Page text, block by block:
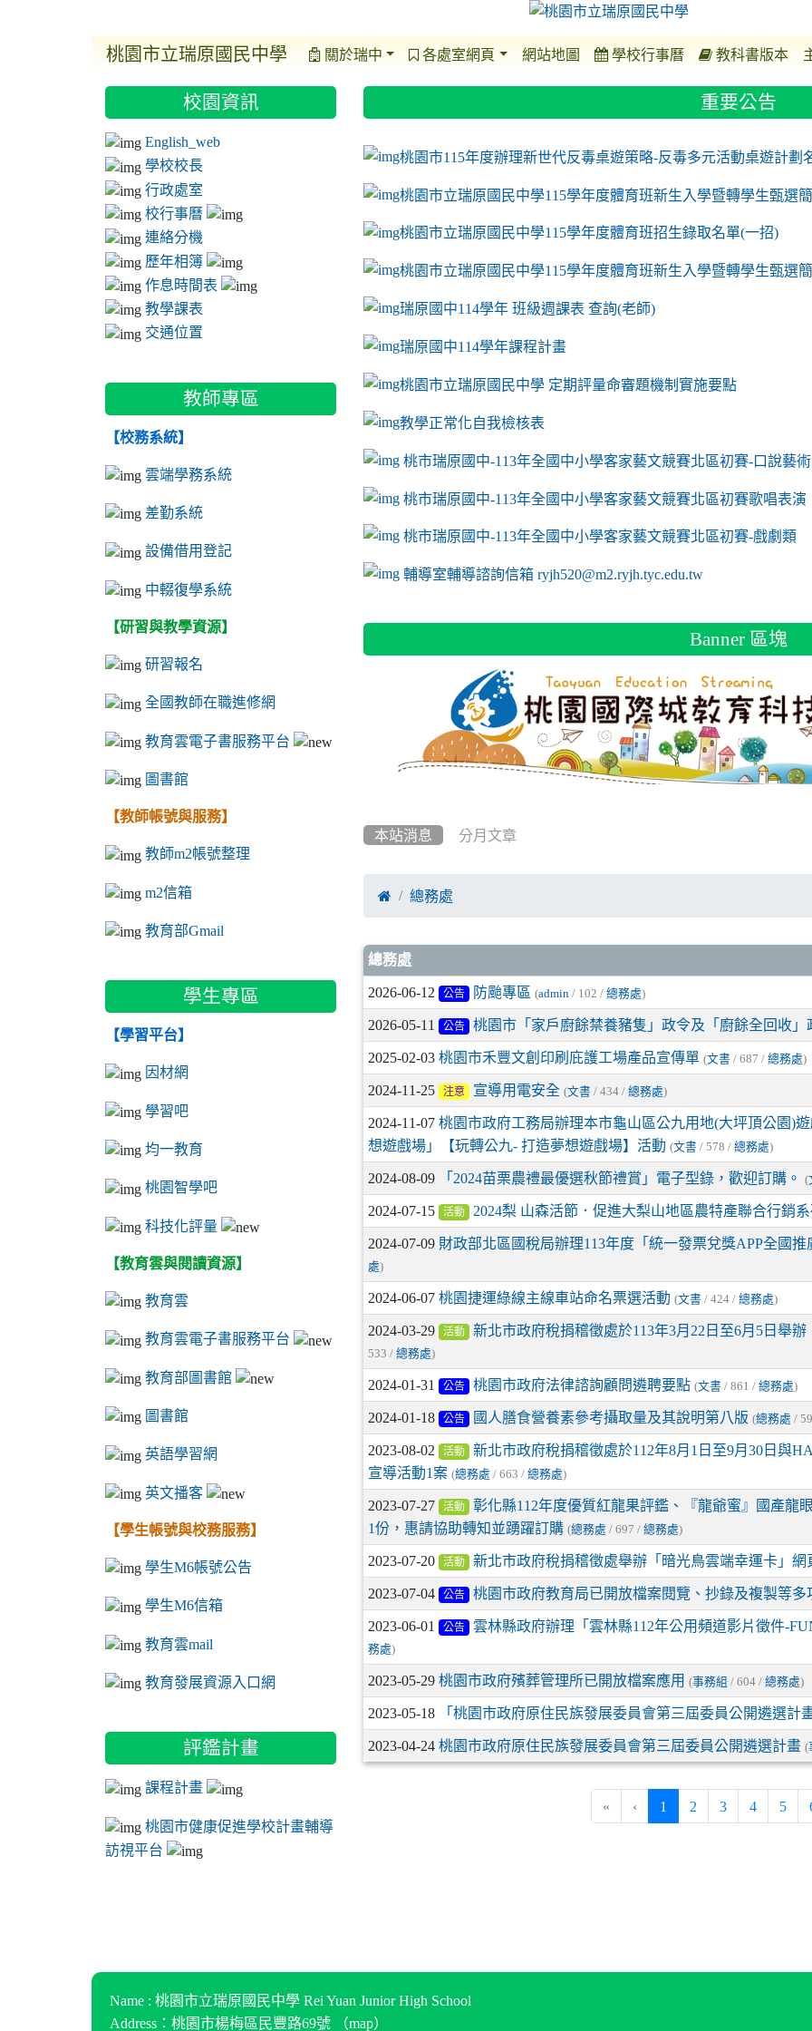
桃園市立瑞原國民中學 ::: 關於瑞中 各處室網頁 網站地圖 學校行事曆 教科書版本
重要公告
link to https://sites.google.com/a/m2.ryjh.tyc.edu.tw/ryjh011/
桃園市115年度辦理新世代反毒桌遊策略-反毒多元活動桌遊計劃
桃園市立瑞原國民中學115學年度體育班新生入學暨轉學生甄選
桃園市立瑞原國民中學115學年度體育班招生錄取名單(一招)
桃園市立瑞原國民中學115學年度體育班新生入學暨轉學生甄選
瑞原國中114學年 班級週課表 查詢(老師)
瑞原國中114學年課程計畫
link to https://sites.google.com/a/m2.ryjh.tyc.edu.tw/ryjh011/
桃園市立瑞原國民中學 定期評量命審題機制實施要點
link to https://sites.google.com/a/m2.ryjh.tyc.edu.tw/ryjh011/
教學正常化自我檢核表
link to mailto:ryjh520@m2.ryjh.tyc.edu.tw
link to mailto:ryjh520@m2.ryjh.tyc.edu.tw
ink to mailto:ryjh520@m2.ryjh.tyc.edu.tw
link to mailto:ryjh520@m2.ryjh.tyc.edu.tw
link to mailto:ryjh520@m2.ryjh.tyc.edu.tw
ink to mailto:ryjh520@m2.ryjh.tyc.edu.tw
ink to mailto:ryjh520@m2.ryjh.tyc.edu.tw
link to https://sites.google.com/a/m2.ryjh.tyc.edu.tw/ryjh011/
ink to mailto:ryjh520@m2.ryjh.tyc.edu.tw
link to https://tyc.entry.edu.tw/NoExamImitate_TL/NoExamImitate/
桃市瑞原國中-113年全國中小學客家藝文競賽北區初賽-口說藝術
link to https://tyc.entry.edu.tw/NoExamImitate_TL/NoExamImitate/
桃市瑞原國中-113年全國中小學客家藝文競賽北區初賽歌唱表演
link to https://tyc.entry.edu.tw/NoExamImitate_TL/NoExamImitate/
桃市瑞原國中-113年全國中小學客家藝文競賽北區初賽-戲劇類
link to https://tyc.entry.edu.tw/NoExamImitate_TL/NoExamImitate/
輔導室輔導諮詢信箱 ryjh520@m2.ryjh.tyc.edu.tw
Banner 區塊
本站消息 分月文章
 總務處
文章列表
總務處
2026-06-12 公告 防颱專區 (admin / 102 / 總務處)
2026-05-11 公告 桃園市「家戶廚餘禁養豬隻」政令及「廚餘全回收」
2025-02-03桃園市禾豐文創印刷庇護工場產品宣傳單 (文書 / 687 /總務處)
2024-11-25 注意 宣導用電安全 (文書 / 434 / 總務處)
2024-11-07桃園市政府工務局辦理本市龜山區公九用地(大坪頂公園)
想遊戲場」【玩轉公九- 打造夢想遊戲場】活動 (文書 / 578 /總務處)
2024-08-09 「2024苗栗農禮最優選秋節禮賞」電子型錄，歡迎訂購。 (
2024-07-15 活動 2024梨 山森活節．促進大梨山地區農特產聯合行銷
2024-07-09 財政部北區國稅局辦理113年度「統一發票兌獎APP全國推
處)
2024-06-07桃園捷運綠線主線車站命名票選活動 (文書 / 424 /總務處)
2024-03-29 活動 新北市政府稅捐稽徵處於113年3月22日至6月5日舉
533 /總務處)
2024-01-31 公告 桃園市政府法律諮詢顧問遴聘要點 (文書 / 861 / 總務處)
2024-01-18 公告 國人膳食營養素參考攝取量及其說明第八版 (總務處 /
2023-08-02 活動
新北市政府稅捐稽徵處於112年8月1日至9月30日與
宣導活動1案 (總務處 / 663 /總務處)
2023-07-27 活動
彰化縣112年度優質紅龍果評鑑、『龍爺蜜』國產龍
1份，惠請協助轉知並踴躍訂購 (總務處 / 697 /總務處)
2023-07-20 活動 新北市政府稅捐稽徵處舉辦「暗光鳥雲端幸運卡」網
2023-07-04 公告 桃園市政府教育局已開放檔案閱覽、抄錄及複製等多
2023-06-01 公告 雲林縣政府辦理「雲林縣112年公用頻道影片徵件-
務處)
2023-05-29桃園市政府殯葬管理所已開放檔案應用 (事務組 / 604 /總務處)
2023-05-18 「桃園市政府原住民族發展委員會第三屆委員公開遴選計
2023-04-24桃園市政府原住民族發展委員會第三屆委員公開遴選計畫 (
« ‹ 1 (current)
2 3 4 5
::: 校園資訊
English_web
學校校長
行政處室
校行事曆
連絡分機
歷年相簿
作息時間表
教學課表
交通位置
教師專區
【校務系統】
雲端學務系統
差勤系統
設備借用登記
中輟復學系統
【研習與教學資源】
研習報名
全國教師在職進修網
教育雲電子書服務平台
圖書館
【教師帳號與服務】
教師m2帳號整理
m2信箱
教育部Gmail
學生專區
【學習平台】
因材網
學習吧
均一教育
桃園智學吧
科技化評量
【教育雲與閱讀資源】
教育雲
教育雲電子書服務平台
教育部圖書館
圖書館
英語學習網
英文播客
【學生帳號與校務服務】
學生M6帳號公告
學生M6信箱
教育雲mail
教育發展資源入口網
評鑑計畫
課程計畫
桃園市健康促進學校計畫輔導
訪視平台
Name : 桃園市立瑞原國民中學 Rei Yuan Junior High School
Address：桃園市楊梅區民豐路69號 （map）